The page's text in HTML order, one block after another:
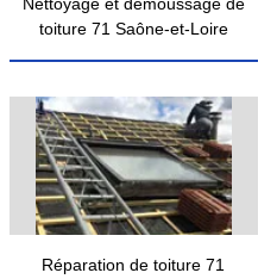
toiture 71 Saône-et-Loire
Réparation de toiture 71